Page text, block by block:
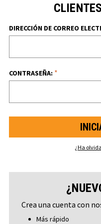
DIRECCIÓN DE CORREO
CONTRASEÑA: *
¿Ha
Crea una cuenta con
Más rápido